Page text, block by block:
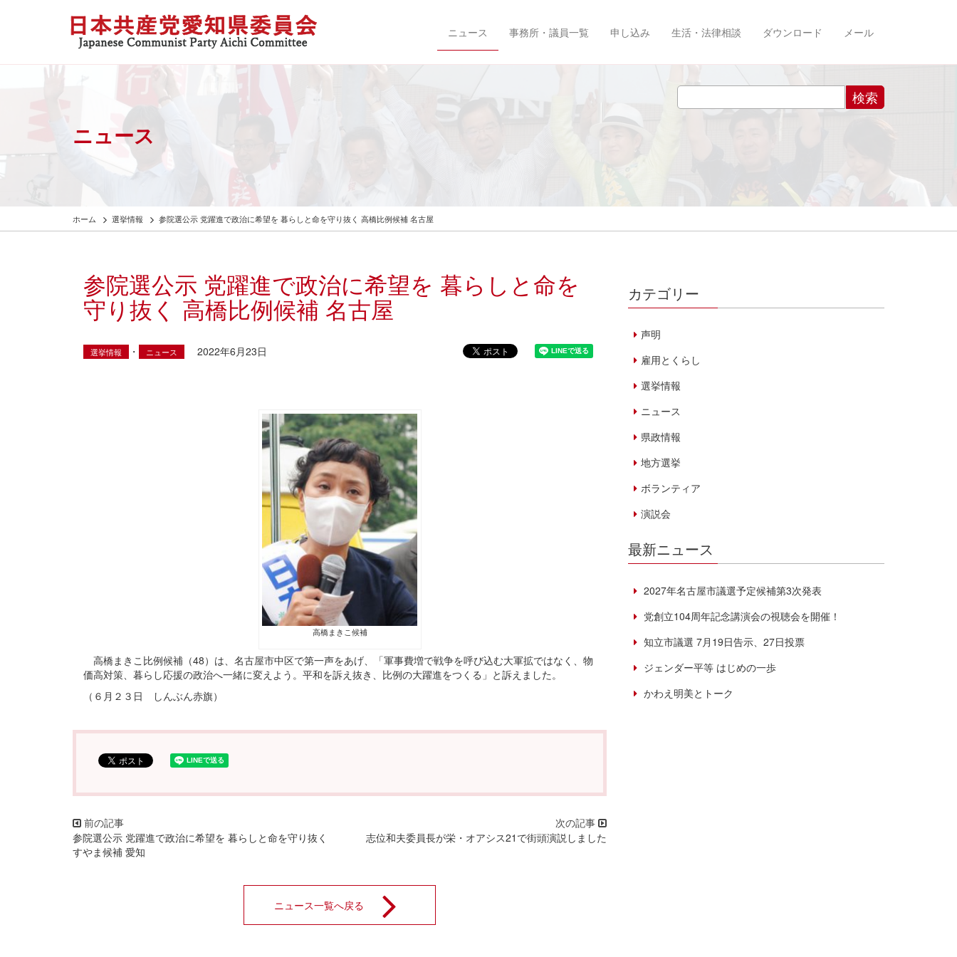
ニュース 事務所・議員一覧 申し込み 生活・法律相談 ダウンロード メール
ニュース
ホーム 選挙情報 参院選公示 党躍進で政治に希望を 暮らしと命を守り抜く 高橋比例候補 名古屋
参院選公示 党躍進で政治に希望を 暮らしと命を
守り抜く 高橋比例候補 名古屋
選挙情報 ・ ニュース 2022年6月23日
高橋まきこ候補
高橋まきこ比例候補（48）は、名古屋市中区で第一声をあげ、「軍事費増で戦争を呼び込む大軍拡ではなく、物
価高対策、暮らし応援の政治へ一緒に変えよう。平和を訴え抜き、比例の大躍進をつくる」と訴えました。
（６月２３日 しんぶん赤旗）
参院選公示 党躍進で政治に希望を 暮らしと命を守り抜く
すやま候補 愛知
志位和夫委員長が栄・オアシス21で街頭演説しました
ニュース一覧へ戻る
カテゴリー
声明
雇用とくらし
選挙情報
ニュース
県政情報
地方選挙
ボランティア
演説会
最新ニュース
2027年名古屋市議選予定候補第3次発表
党創立104周年記念講演会の視聴会を開催！
知立市議選 7月19日告示、27日投票
ジェンダー平等 はじめの一歩
かわえ明美とトーク